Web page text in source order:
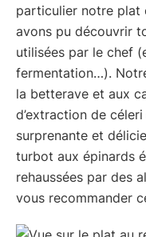
particulier notre plat
avons pu découvrir
utilisées par le chef
fermentation…).
la betterave et aux
d’extraction de
surprenante et
turbot aux épinards
rehaussées par des
vous recommander